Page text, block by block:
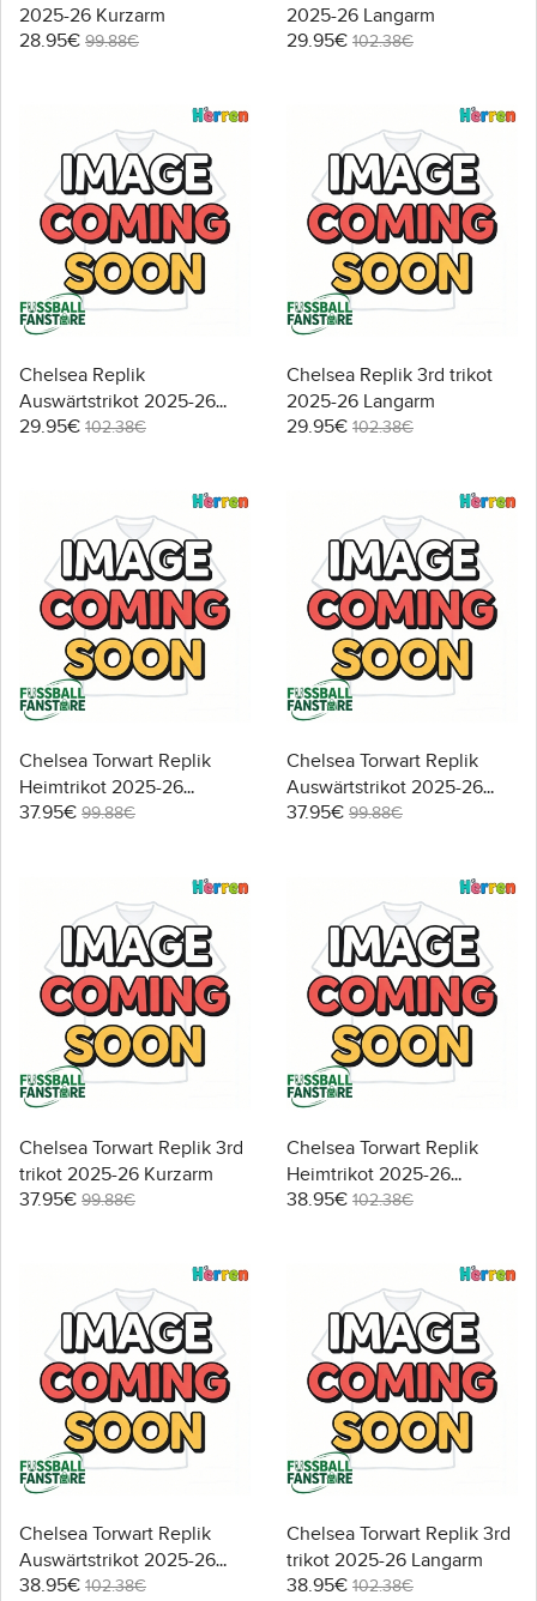
2025-26 Kurzarm
28.95€ 99.88€
2025-26 Langarm
29.95€ 102.38€
Chelsea Replik
Auswärtstrikot 2025-26
Langarm
29.95€ 102.38€
Chelsea Replik 3rd trikot
2025-26 Langarm
29.95€ 102.38€
Chelsea Torwart Replik
Heimtrikot 2025-26
Kurzarm
37.95€ 99.88€
Chelsea Torwart Replik
Auswärtstrikot 2025-26
Kurzarm
37.95€ 99.88€
Chelsea Torwart Replik 3rd
trikot 2025-26 Kurzarm
37.95€ 99.88€
Chelsea Torwart Replik
Heimtrikot 2025-26
Langarm
38.95€ 102.38€
Chelsea Torwart Replik
Auswärtstrikot 2025-26
Langarm
38.95€ 102.38€
Chelsea Torwart Replik 3rd
trikot 2025-26 Langarm
38.95€ 102.38€